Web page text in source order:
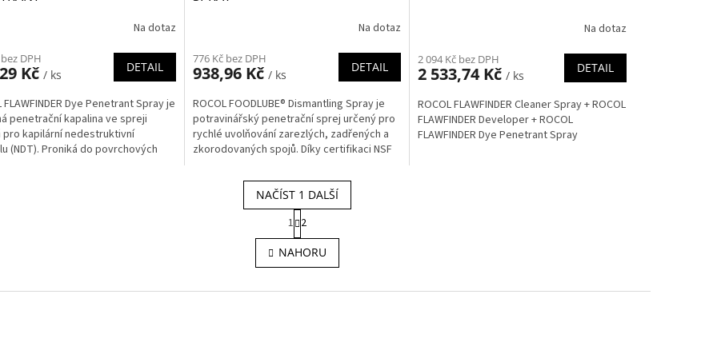
Na dotaz
DPH
Kč / ks
DETAIL
FLAWFINDER Dye Penetrant Spray je
penetrační kapalina ve spreji
pro kapilární nedestruktivní
(NDT). Proniká do povrchových
Na dotaz
776 Kč bez DPH
938,96 Kč / ks
DETAIL
ROCOL FOODLUBE® Dismantling Spray je
potravinářský penetrační sprej určený pro
rychlé uvolňování zarezlých, zadřených a
zkorodovaných spojů. Díky certifikaci NSF
Na dotaz
2 094 Kč bez DPH
2 533,74 Kč / ks
DETAIL
ROCOL FLAWFINDER Cleaner Spray + ROCOL
FLAWFINDER Developer + ROCOL
FLAWFINDER Dye Penetrant Spray
O
v
l
d
NAČÍST 1 DALŠÍ
S
t
r
á
n
o
1 2
NAHORU